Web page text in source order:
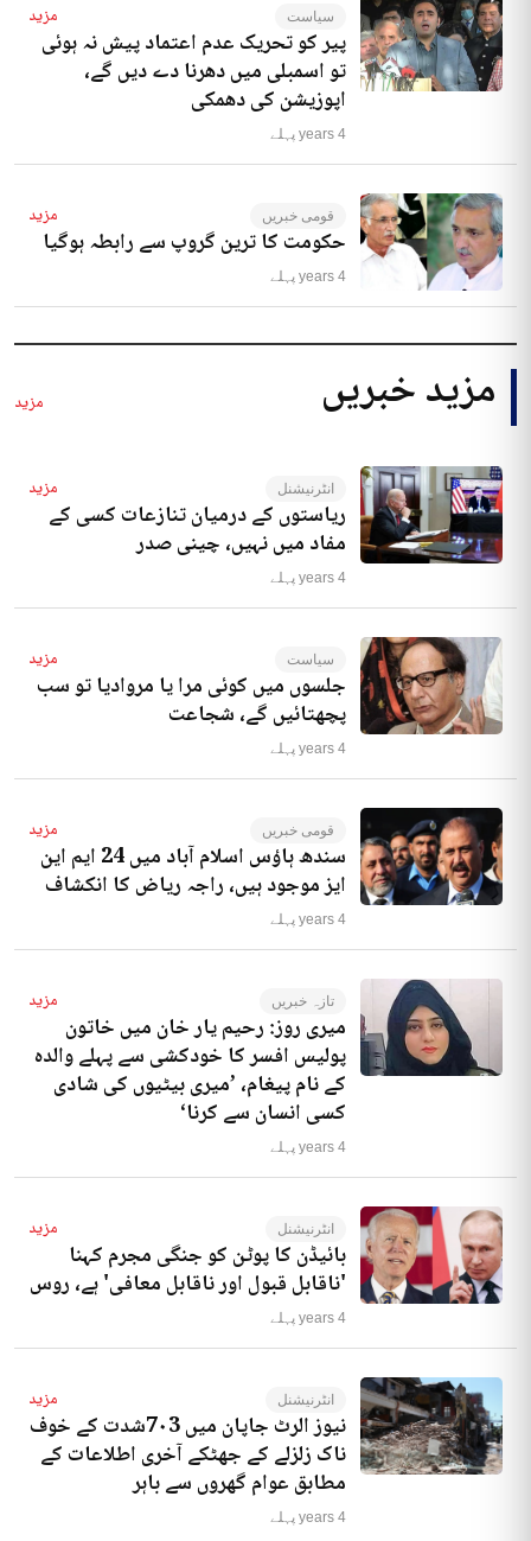
سیاست مزید
پیر کو تحریک عدم اعتماد پیش نہ ہوئی
تو اسمبلی میں دھرنا دے دیں گے،
اپوزیشن کی دھمکی
4 years پہلے
قومی خبریں مزید
حکومت کا ترین گروپ سے رابطہ ہوگیا
4 years پہلے
مزید خبریں مزید
انٹرنیشنل مزید
ریاستوں کے درمیان تنازعات کسی کے
مفاد میں نہیں، چینی صدر
4 years پہلے
سیاست مزید
جلسوں میں کوئی مرا یا مروادیا تو سب
پچھتائیں گے، شجاعت
4 years پہلے
قومی خبریں مزید
سندھ ہاؤس اسلام آباد میں 24 ایم این
ایز موجود ہیں، راجہ ریاض کا انکشاف
4 years پہلے
تازہ خبریں مزید
میری روز: رحیم یار خان میں خاتون
پولیس افسر کا خودکشی سے پہلے والدہ
کے نام پیغام، ’میری بیٹیوں کی شادی
کسی انسان سے کرنا‘
4 years پہلے
انٹرنیشنل مزید
بائیڈن کا پوٹن کو جنگی مجرم کہنا
'ناقابل قبول اور ناقابل معافی' ہے، روس
4 years پہلے
انٹرنیشنل مزید
نیوز الرٹ جاپان میں 7۰3شدت کے خوف
ناک زلزلے کے جھٹکے آخری اطلاعات کے
مطابق عوام گھروں سے باہر
4 years پہلے